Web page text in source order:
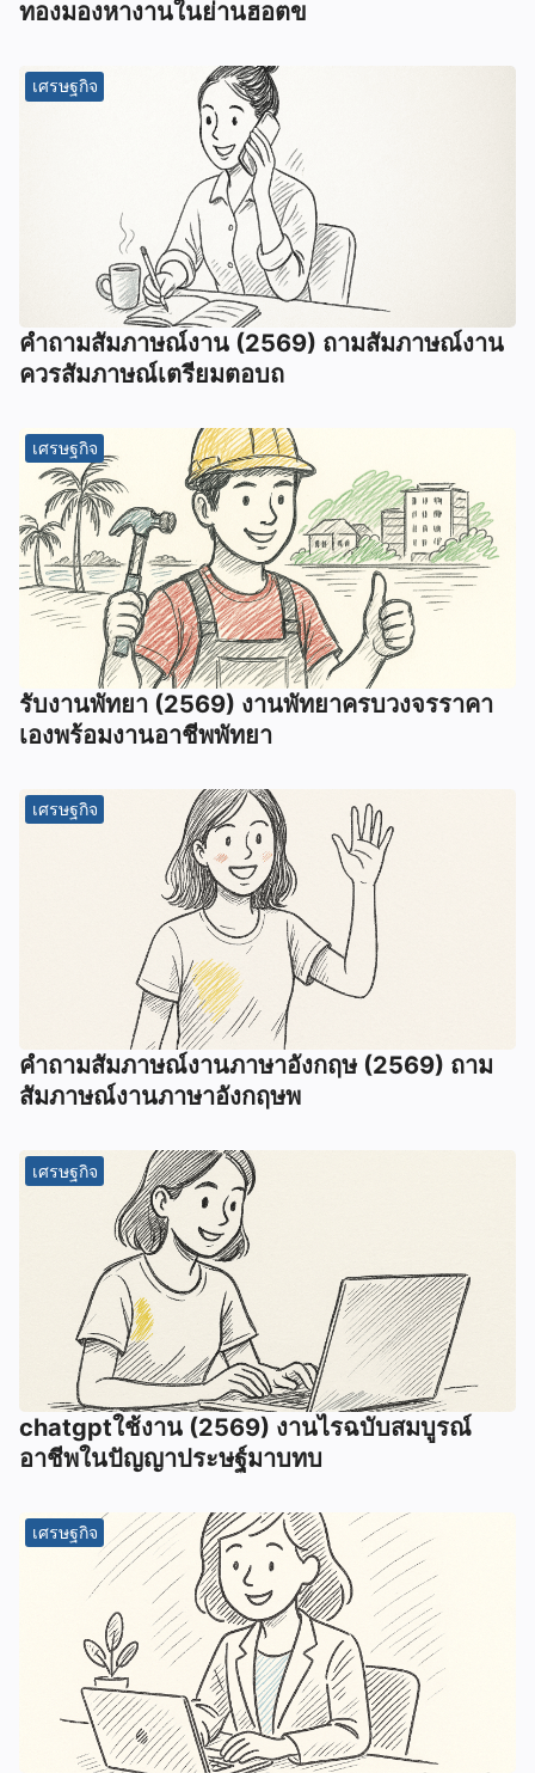
ทองมองหางานในย่านฮอตข
เศรษฐกิจ
คําถามสัมภาษณ์งาน (2569) ถามสัมภาษณ์งาน
ควรสัมภาษณ์เตรียมตอบถ
เศรษฐกิจ
รับงานพัทยา (2569) ️งานพัทยาครบวงจรราคา
เองพร้อมงานอาชีพพัทยา
เศรษฐกิจ
คําถามสัมภาษณ์งานภาษาอังกฤษ (2569) ถาม
สัมภาษณ์งานภาษาอังกฤษพ
เศรษฐกิจ
chatgptใช้งาน (2569) งานไรฉบับสมบูรณ์
อาชีพในปัญญาประษฐ์มาบทบ
เศรษฐกิจ